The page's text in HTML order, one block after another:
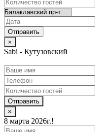
×
Sabi - Кутузовский
Отправить
×
8 марта 2026г.!